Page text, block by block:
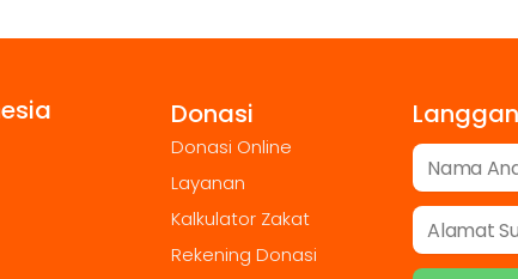
Donasi
Donasi Online
Layanan
Kalkulator Zakat
Rekening Donasi